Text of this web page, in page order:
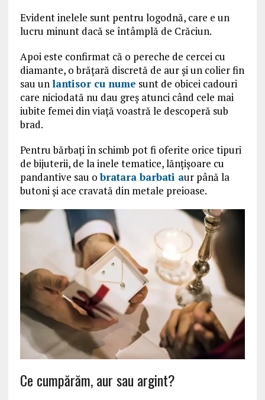
Evident inelele sunt pentru logodnă, care e un
lucru minunt dacă se întâmplă de Crăciun.
Apoi este confirmat că o pereche de cercei cu
diamante, o brățară discretă de aur și un colier fin
sau unlantisor cu nume sunt de obicei cadouri
care niciodată nu dau greș atunci când cele mai
iubite femei din viață voastră le descoperă sub
brad.
Pentru bărbați în schimb pot fi oferite orice tipuri
de bijuterii, de la inele tematice, lănțișoare cu
pandantive sau obratara barbati aur până la
butoni și ace cravată din metale preioase.
Ce cumpărăm, aur sau argint?